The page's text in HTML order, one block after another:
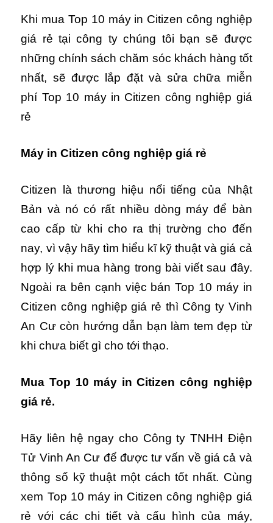
Khi mua Top 10 máy in Citizen công nghiệp
giá rẻ tại công ty chúng tôi bạn sẽ được
những chính sách chăm sóc khách hàng tốt
nhất, sẽ được lắp đặt và sửa chữa miễn
phí Top 10 máy in Citizen công nghiệp giá
rẻ
Máy in Citizencông nghiệp giá rẻ
Citizen là thương hiệu nổi tiếng của Nhật
Bản và nó có rất nhiều dòng máy để bàn
cao cấp từ khi cho ra thị trường cho đến
nay, vì vậy hãy tìm hiểu kĩ kỹ thuật và giá cả
hợp lý khi mua hàng trong bài viết sau đây.
Ngoài ra bên cạnh việc bán Top 10 máy in
Citizen công nghiệp giá rẻ thì Công ty Vinh
An Cư còn hướng dẫn bạn làm tem đẹp từ
khi chưa biết gì cho tới thạo.
Mua Top 10 máy in Citizen công nghiệp
giá rẻ.
Hãy liên hệ ngay cho Công ty TNHH Điện
Tử Vinh An Cư để được tư vấn về giá cả và
thông số kỹ thuật một cách tốt nhất. Cùng
xem Top 10 máy in Citizen công nghiệp giá
rẻ với các chi tiết và cấu hình của máy,